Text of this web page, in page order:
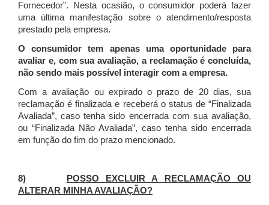
Fornecedor”. Nesta ocasião, o consumidor poderá fazer
uma última manifestação sobre o atendimento/resposta
prestado pela empresa.
O consumidor tem apenas uma oportunidade para
avaliar e, com sua avaliação, a reclamação é concluída,
não sendo mais possível interagir com a empresa.
Com a avaliação ou expirado o prazo de 20 dias, sua
reclamação é finalizada e receberá o status de “Finalizada
Avaliada”, caso tenha sido encerrada com sua avaliação,
ou “Finalizada Não Avaliada”, caso tenha sido encerrada
em função do fim do prazo mencionado.
8)
POSSO EXCLUIR A RECLAMAÇÃO OU
ALTERAR MINHA AVALIAÇÃO?